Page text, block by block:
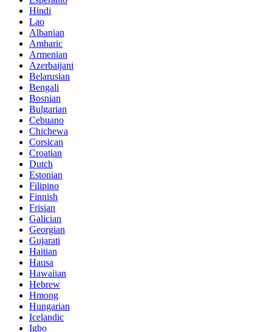
Hindi
Lao
Albanian
Amharic
Armenian
Azerbaijani
Belarusian
Bengali
Bosnian
Bulgarian
Cebuano
Chichewa
Corsican
Croatian
Dutch
Estonian
Filipino
Finnish
Frisian
Galician
Georgian
Gujarati
Haitian
Hausa
Hawaiian
Hebrew
Hmong
Hungarian
Icelandic
Igbo